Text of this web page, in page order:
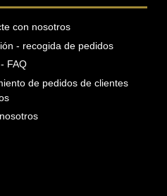
con nosotros
- recogida de pedidos
FAQ
de pedidos de clientes